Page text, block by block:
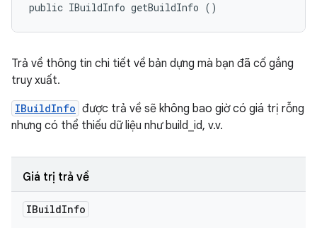
public IBuildInfo getBuildInfo ()
Trả về thông tin chi tiết về bản dựng mà bạn đã cố gắng
truy xuất.
IBuildInfo được trả về sẽ không bao giờ có giá trị rỗng
nhưng có thể thiếu dữ liệu như build_id, v.v.
Giá trị trả về
IBuildInfo